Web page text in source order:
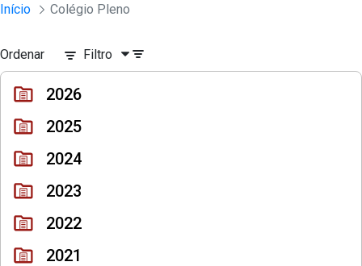
Pular para o Conteúdo principal
Sessões e Reuniões - Documentos
Início Colégio Pleno
Ordenar Filtro
2026
2025
2024
2023
2022
2021